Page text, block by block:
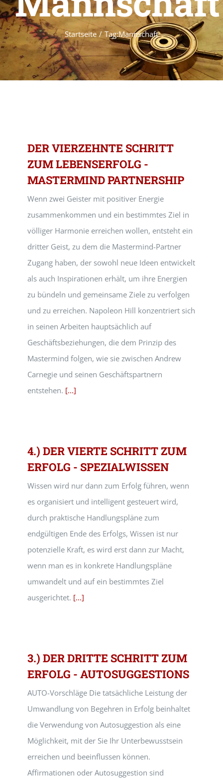
Startseite Tag:Mannschaft
DER VIERZEHNTE SCHRITT
ZUM LEBENSERFOLG -
MASTERMIND PARTNERSHIP
Wenn zwei Geister mit positiver Energie
zusammenkommen und ein bestimmtes Ziel in
völliger Harmonie erreichen wollen, entsteht ein
dritter Geist, zu dem die Mastermind-Partner
Zugang haben, der sowohl neue Ideen entwickelt
als auch Inspirationen erhält, um ihre Energien
zu bündeln und gemeinsame Ziele zu verfolgen
und zu erreichen. Napoleon Hill konzentriert sich
in seinen Arbeiten hauptsächlich auf
Geschäftsbeziehungen, die dem Prinzip des
Mastermind folgen, wie sie zwischen Andrew
Carnegie und seinen Geschäftspartnern
entstehen. [...]
4.) DER VIERTE SCHRITT ZUM
ERFOLG - SPEZIALWISSEN
Wissen wird nur dann zum Erfolg führen, wenn
es organisiert und intelligent gesteuert wird,
durch praktische Handlungspläne zum
endgültigen Ende des Erfolgs, Wissen ist nur
potenzielle Kraft, es wird erst dann zur Macht,
wenn man es in konkrete Handlungspläne
umwandelt und auf ein bestimmtes Ziel
ausgerichtet. [...]
3.) DER DRITTE SCHRITT ZUM
ERFOLG - AUTOSUGGESTIONS
AUTO-Vorschläge Die tatsächliche Leistung der
Umwandlung von Begehren in Erfolg beinhaltet
die Verwendung von Autosuggestion als eine
Möglichkeit, mit der Sie Ihr Unterbewusstsein
erreichen und beeinflussen können.
Affirmationen oder Autosuggestion sind